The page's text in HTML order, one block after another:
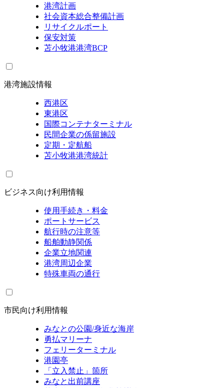
港湾計画
社会資本総合整備計画
リサイクルポート
保安対策
苫小牧港港湾BCP
港湾施設情報
西港区
東港区
国際コンテナターミナル
民間企業の係留施設
定期・定航船
苫小牧港港湾統計
ビジネス向け利用情報
使用手続き・料金
ポートサービス
航行時の注意等
船舶動静関係
企業立地関連
港湾周辺企業
特殊車両の通行
市民向け利用情報
みなとの公園/身近な海岸
勇払マリーナ
フェリーターミナル
港園亭
「立入禁止」箇所
みなと出前講座